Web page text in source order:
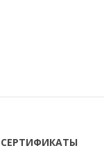
СЕРТИФИКАТЫ